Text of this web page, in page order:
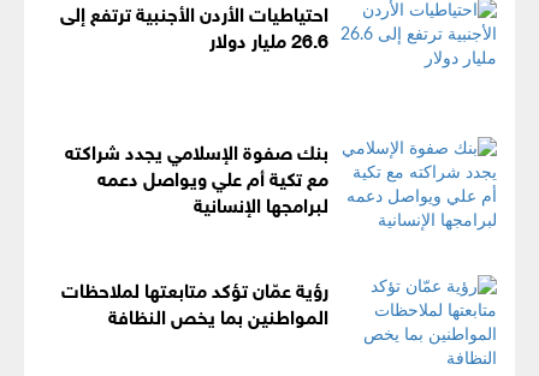
احتياطيات الأردن الأجنبية ترتفع إلى
26.6 مليار دولار
بنك صفوة الإسلامي يجدد شراكته
مع تكية أم علي ويواصل دعمه
لبرامجها الإنسانية
رؤية عمّان تؤكد متابعتها لملاحظات
المواطنين بما يخص النظافة